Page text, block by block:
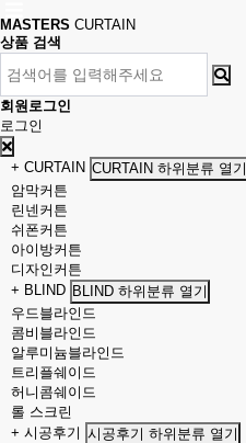
MASTERS CURTAIN
상품 검색
회원로그인
로그인
+ CURTAIN CURTAIN 하위분류 열기
암막커튼
린넨커튼
쉬폰커튼
아이방커튼
디자인커튼
+ BLIND BLIND 하위분류 열기
우드블라인드
콤비블라인드
알루미늄블라인드
트리플쉐이드
허니콤쉐이드
롤 스크린
+ 시공후기 시공후기 하위분류 열기